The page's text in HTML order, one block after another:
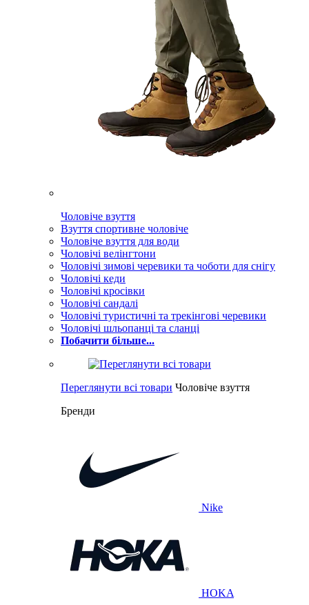
Чоловіче взуття
Взуття спортивне чоловіче
Чоловіче взуття для води
Чоловічі велінгтони
Чоловічі зимові черевики та чоботи для снігу
Чоловічі кеди
Чоловічі кросівки
Чоловічі сандалі
Чоловічі туристичні та трекінгові черевики
Чоловічі шльопанці та сланці
Побачити більше...
Переглянути всі товари Чоловіче взуття
Бренди
Nike
HOKA